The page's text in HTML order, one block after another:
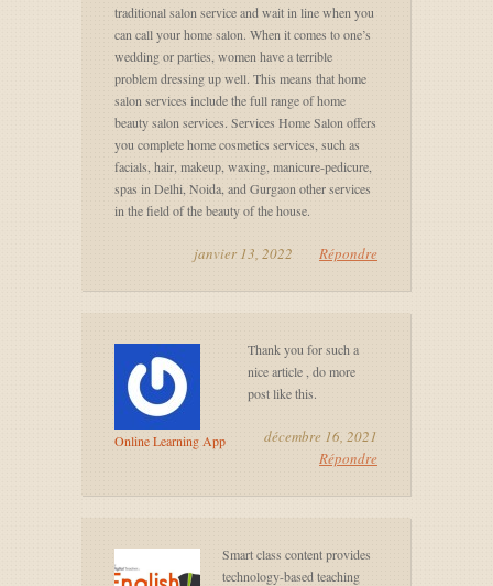
traditional salon service and wait in line when you
can call your home salon. When it comes to one’s
wedding or parties, women have a terrible
problem dressing up well. This means that home
salon services include the full range of home
beauty salon services. Services Home Salon offers
you complete home cosmetics services, such as
facials, hair, makeup, waxing, manicure-pedicure,
spas in Delhi, Noida, and Gurgaon other services
in the field of the beauty of the house.
janvier 13, 2022 Répondre
Online Learning App
Thank you for such a
nice article , do more
post like this.
décembre 16, 2021
Répondre
Smart class content provides
technology-based teaching